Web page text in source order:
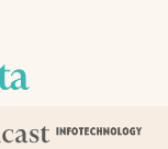
pestañapestaña
nueva pestaña
en nueva pestaña